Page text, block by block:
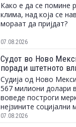
Како е да се помине
клима, над која се
мораат да пријдат?
07.08.2026
Судот во Ново
поради штетното
Судија од Ново
567 милиони долари
воведе построги
нејзините социјални
07.08.2026